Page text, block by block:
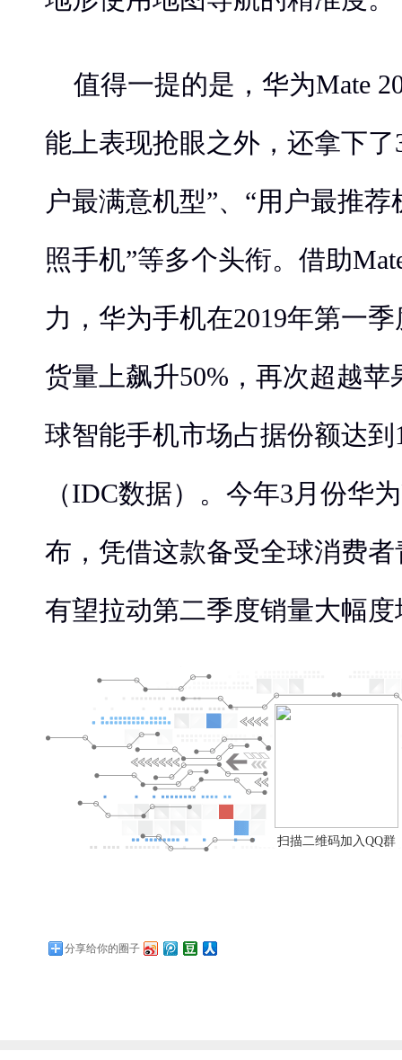
值得一提的是，华为Mate
能上表现抢眼之外，还拿下了
户最满意机型”、“用户最推
照手机”等多个头衔。借助
力，华为手机在2019年第一
货量上飙升50%，再次超越
球智能手机市场占据份额达
（IDC数据）。今年3月份华
布，凭借这款备受全球消费
有望拉动第二季度销量大幅度
扫描二维码加入QQ群
分享给你的圈子